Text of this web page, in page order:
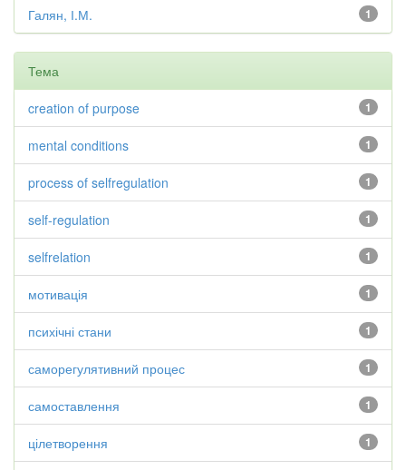
1
Галян, І.М.
Тема
1
creation of purpose
1
mental conditions
1
process of selfregulation
1
self-regulation
1
selfrelation
1
мотивація
1
психічні стани
1
саморегулятивний процес
1
самоставлення
1
цілетворення